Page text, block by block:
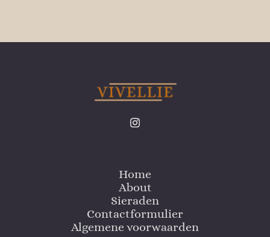
Home
About
Sieraden
Contactformulier
Algemene voorwaarden